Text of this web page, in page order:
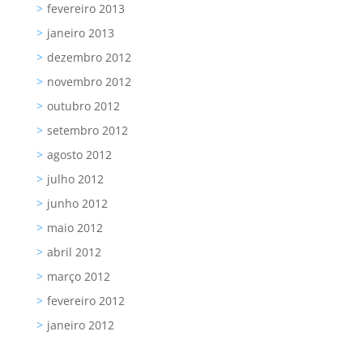
fevereiro 2013
janeiro 2013
dezembro 2012
novembro 2012
outubro 2012
setembro 2012
agosto 2012
julho 2012
junho 2012
maio 2012
abril 2012
março 2012
fevereiro 2012
janeiro 2012